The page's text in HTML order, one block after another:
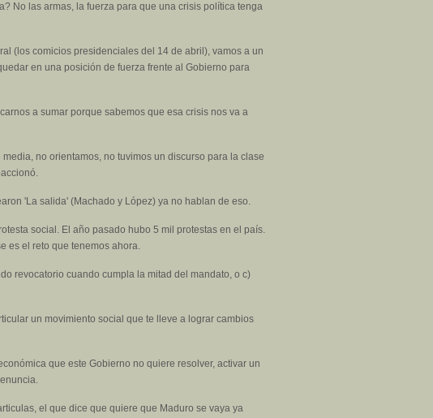
No las armas, la fuerza para que una crisis política tenga
(los comicios presidenciales del 14 de abril), vamos a un
en una posición de fuerza frente al Gobierno para
a sumar porque sabemos que esa crisis nos va a
no orientamos, no tuvimos un discurso para la clase
'La salida' (Machado y López) ya no hablan de eso.
social. El año pasado hubo 5 mil protestas en el país.
es el reto que tenemos ahora.
revocatorio cuando cumpla la mitad del mandato, o c)
un movimiento social que te lleve a lograr cambios
que este Gobierno no quiere resolver, activar un
el que dice que quiere que Maduro se vaya ya